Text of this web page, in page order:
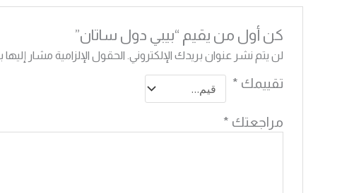
كن أول من يقيم “بيبي دول ساتان”
لن يتم نشر عنوان بريدك الإلكتروني. الحقول الإلزامية مشار إليها بـ
تقييمك *
مراجعتك *